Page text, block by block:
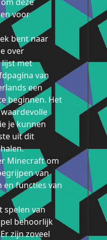
voor
bent naar
over
lijst met
van
een
beginnen. Het
je kunnen
uit dit
Minecraft om
van
en functies van
spelen van
behoorlijk
zijn zoveel